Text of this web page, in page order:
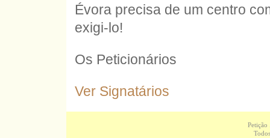
Évora precisa de um centro
exigi-lo!
Os Peticionários
Ver Signatários
Petição